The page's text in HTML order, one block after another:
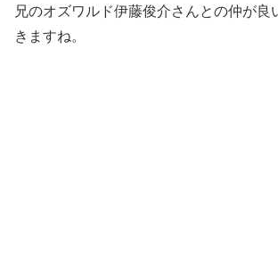
兄のオズワルド伊藤俊介さんとの仲が良
きますね。